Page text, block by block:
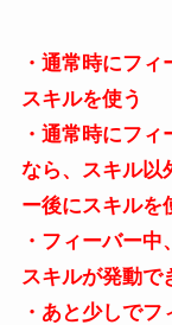
・通常時にフ
スキルを使う
・通常時にフ
なら、スキル以
ー後にスキルを
・フィーバー
スキルが発動で
・あと少しで